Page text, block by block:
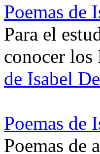
Poemas de
Para el
conocer los
de Isabel
Poemas de
Poemas de